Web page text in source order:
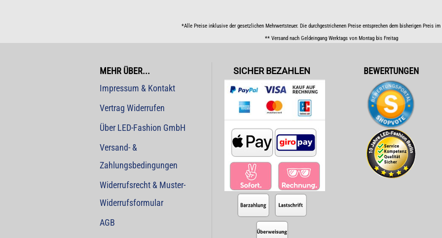
*Alle Preise inklusive der gesetzlichen Mehrwertsteuer. Die durchgestrichenen Preise entsprechen dem bisherigen Preis im
** Versand nach Geldeingang Werktags von Montag bis Freitag
MEHR ÜBER...
Impressum & Kontakt
Vertrag Widerrufen
Über LED-Fashion GmbH
Versand- &
Zahlungsbedingungen
Widerrufsrecht & Muster-
Widerrufsformular
AGB
SICHER BEZAHLEN BEWERTUNGEN